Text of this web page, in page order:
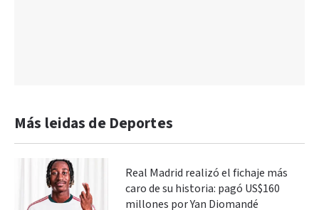
Más leidas de Deportes
Real Madrid realizó el fichaje más
caro de su historia: pagó US$160
millones por Yan Diomandé